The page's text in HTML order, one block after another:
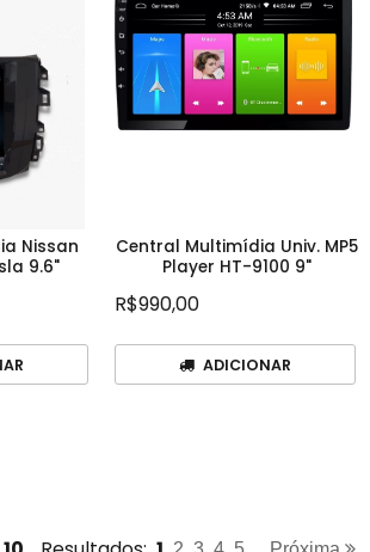
Nissan
9.6"
Central Multimídia Univ. MP5
Player HT-9100 9"
Marca: H-Tech
R$990,00
ADICIONAR